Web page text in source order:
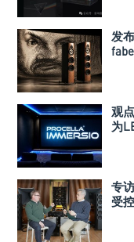
发
观
为
专
受